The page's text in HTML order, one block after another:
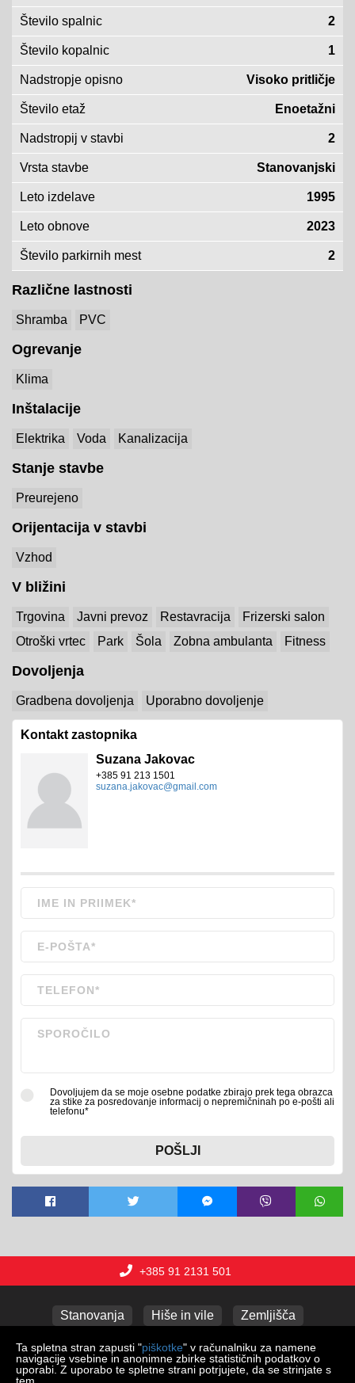
Število spalnic 2
Število kopalnic 1
Nadstropje opisno Visoko pritličje
Število etaž Enoetažni
Nadstropij v stavbi 2
Vrsta stavbe Stanovanjski
Leto izdelave 1995
Leto obnove 2023
Število parkirnih mest 2
Različne lastnosti
Shramba PVC
Ogrevanje
Klima
Inštalacije
Elektrika Voda Kanalizacija
Stanje stavbe
Preurejeno
Orijentacija v stavbi
Vzhod
V bližini
Trgovina Javni prevoz Restavracija
Frizerski salon
Otroški vrtec
Park Šola Zobna ambulanta Fitness
Dovoljenja
Gradbena dovoljenja Uporabno dovoljenje
Kontakt zastopnika
Suzana Jakovac
+385 91 213 1501
suzana.jakovac@gmail.com
Dovoljujem da se moje osebne podatke zbirajo prek tega obrazca
za stike za posredovanje informacij o nepremičninah po e-pošti ali
telefonu*
POŠLJI
+385 91 2131 501
Stanovanja Hiše in vile Zemljišča
Poslovni prostori Apartmaji Garaže
Ta spletna stran zapusti "piškotke" v računalniku za namene
navigacije vsebine in anonimne zbirke statističnih podatkov o
uporabi. Z uporabo te spletne strani potrjujete, da se strinjate s